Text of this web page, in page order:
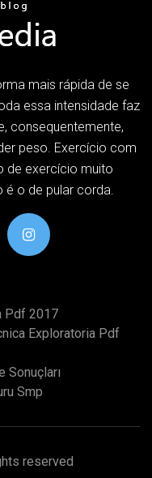
mais rápida de se
essa intensidade faz
consequentemente,
peso. Exercício com
de exercício muito
o de pular corda.
Pdf 2017
Exploratoria Pdf
Sonuçları
Smp
reserved